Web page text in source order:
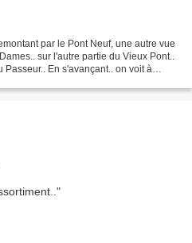
par le Pont Neuf, une autre vue
sur l'autre partie du Vieux Pont..
En s'avançant.. on voit à